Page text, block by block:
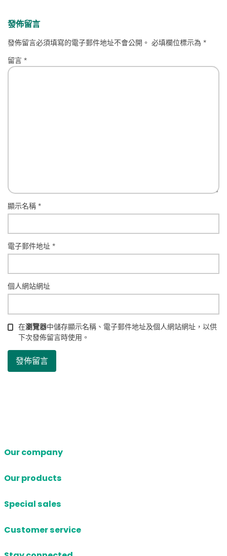
發佈留言
發佈留言必須填寫的電子郵件地址不會公開。 必填欄位標示為*
留言*
顯示名稱*
電子郵件地址*
個人網站網址
在瀏覽器中儲存顯示名稱、電子郵件地址及個人網站網址，以供
下次發佈留言時使用。
Our company
Our products
Special sales
Customer service